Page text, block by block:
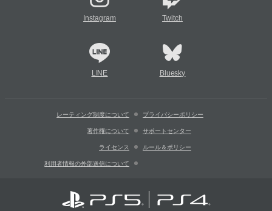
Instagram Twitch
LINE Bluesky
レーティング制度について プライバシーポリシー
著作権について サポートセンター
ライセンス ルール＆ポリシー
利用者情報の外部送信について